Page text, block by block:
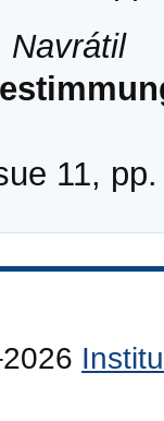
Navrátil
11,